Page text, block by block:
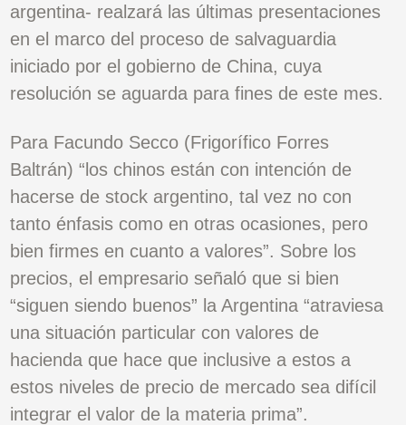
argentina- realzará las últimas presentaciones
en el marco del proceso de salvaguardia
iniciado por el gobierno de China, cuya
resolución se aguarda para fines de este mes.
Para Facundo Secco (Frigorífico Forres
Baltrán) “los chinos están con intención de
hacerse de stock argentino, tal vez no con
tanto énfasis como en otras ocasiones, pero
bien firmes en cuanto a valores”. Sobre los
precios, el empresario señaló que si bien
“siguen siendo buenos” la Argentina “atraviesa
una situación particular con valores de
hacienda que hace que inclusive a estos a
estos niveles de precio de mercado sea difícil
integrar el valor de la materia prima”.